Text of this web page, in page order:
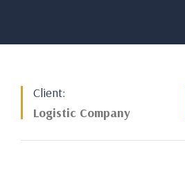
Client:
Logistic Company